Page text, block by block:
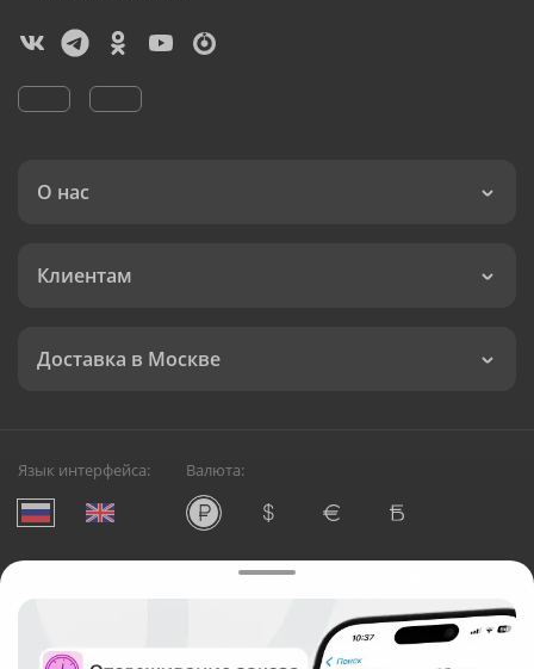
О нас
Клиентам
Доставка в Москве
Язык интерфейса: Валюта:
Служба круглосуточной доставки цветов в Москве
Русский Букет, 2026
Общество с ограниченной ответственностью «Технология»